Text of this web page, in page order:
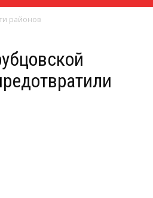
районов